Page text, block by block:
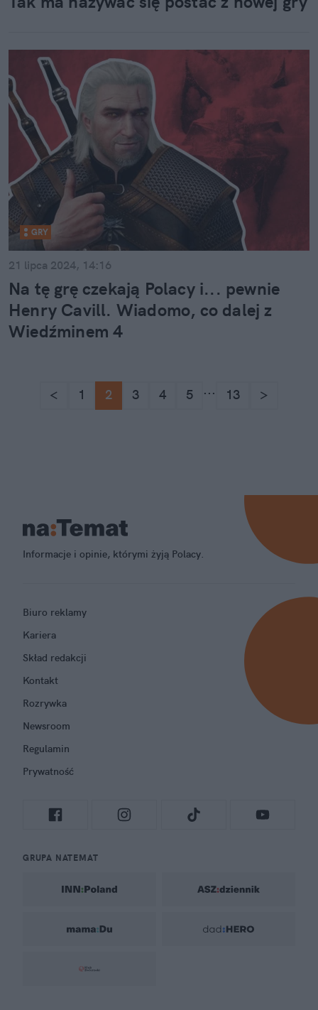
GRY
21 lipca 2024, 14:16
Na tę grę czekają Polacy i... pewnie
Henry Cavill. Wiadomo, co dalej z
Wiedźminem 4
< 1 2 3 4 5 ... 13 >
Informacje i opinie, którymi żyją Polacy.
Biuro reklamy
Kariera
Skład redakcji
Kontakt
Rozrywka
Newsroom
Regulamin
Prywatność
GRUPA NATEMAT